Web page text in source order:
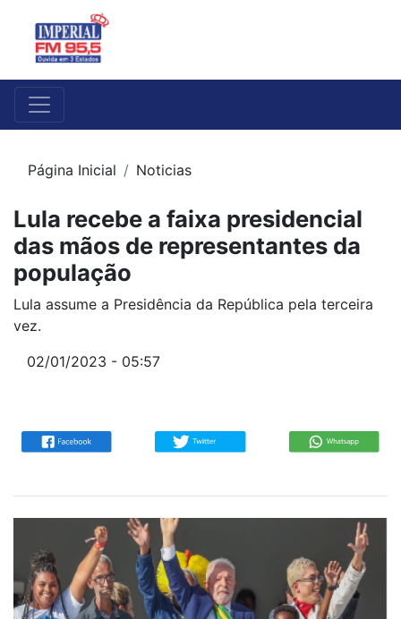
Página Inicial Noticias
Lula recebe a faixa presidencial
das mãos de representantes da
população
Lula assume a Presidência da República pela terceira
vez.
02/01/2023 - 05:57